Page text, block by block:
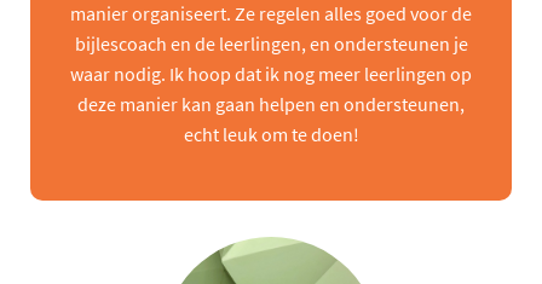
manier organiseert. Ze regelen alles goed voor de
bijlescoach en de leerlingen, en ondersteunen je
waar nodig. Ik hoop dat ik nog meer leerlingen op
deze manier kan gaan helpen en ondersteunen,
echt leuk om te doen!